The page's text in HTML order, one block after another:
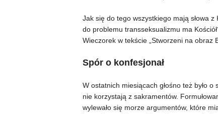
Jak się do tego wszystkiego mają słowa
do problemu transseksualizmu ma
Wieczorek w tekście „Stworzeni na obraz
Spór o konfesjonał
W ostatnich miesiącach głośno też było
nie korzystają z sakramentów.
wylewało się morze argumentów, które